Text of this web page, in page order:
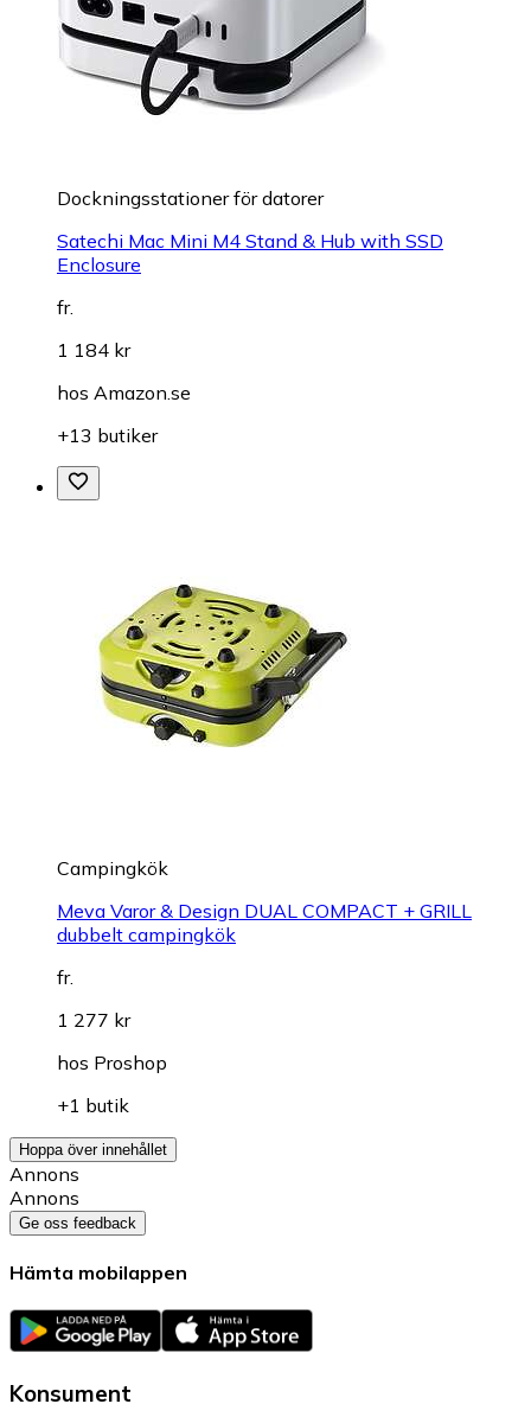
Dockningsstationer för datorer
Satechi Mac Mini M4 Stand & Hub with SSD
Enclosure
fr.
1 184 kr
hos Amazon.se
+13 butiker
Campingkök
Meva Varor & Design DUAL COMPACT + GRILL
dubbelt campingkök
fr.
1 277 kr
hos Proshop
+1 butik
Hoppa över innehållet
Annons
Annons
Ge oss feedback
Hämta mobilappen
Konsument